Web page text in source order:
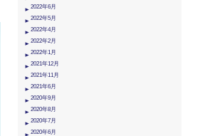
2022年6月
2022年5月
2022年4月
2022年2月
2022年1月
2021年12月
2021年11月
2021年6月
2020年9月
2020年8月
2020年7月
2020年6月